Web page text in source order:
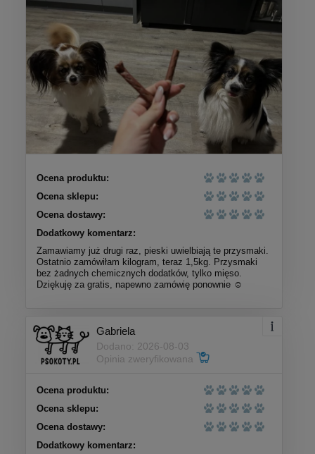
Ocena produktu:
Ocena sklepu:
Ocena dostawy:
Dodatkowy komentarz:
Zamawiamy już drugi raz, pieski uwielbiają te przysmaki.
Ostatnio zamówiłam kilogram, teraz 1,5kg. Przysmaki
bez żadnych chemicznych dodatków, tylko mięso.
Dziękuję za gratis, napewno zamówię ponownie ☺️
Gabriela
Dodano: 2026-08-03
Opinia zweryfikowana
Ocena produktu:
Ocena sklepu:
Ocena dostawy:
Dodatkowy komentarz: